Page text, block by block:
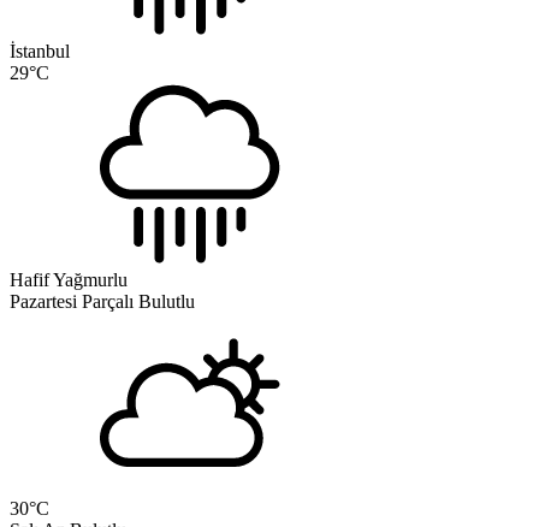
İstanbul
29°C
Hafif Yağmurlu
Pazartesi Parçalı Bulutlu
30°C